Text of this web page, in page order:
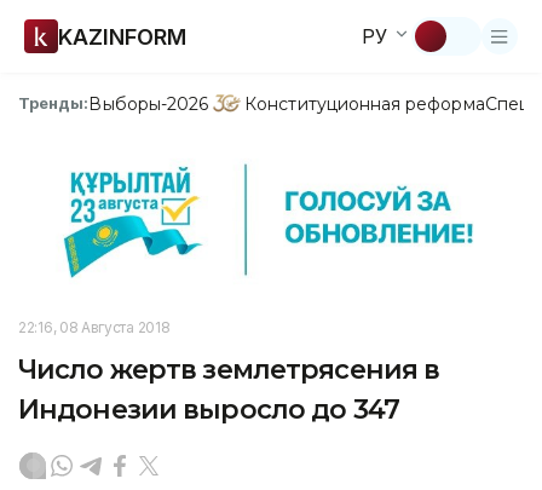
KAZINFORM РУ
Тренды:Выборы-2026 Конституционная реформа
22:16, 08 Августа 2018
Число жертв землетрясения в
Индонезии выросло до 347